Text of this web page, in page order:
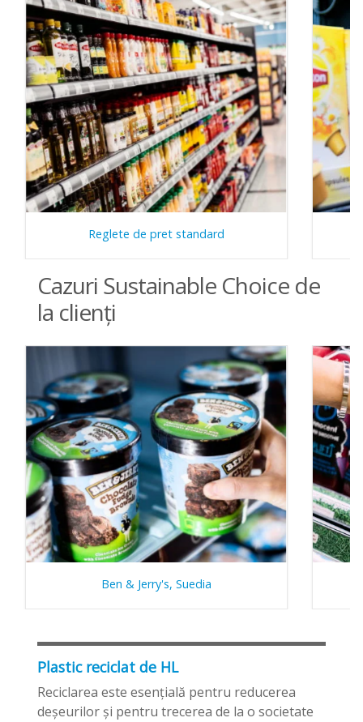
Reglete de pret standard
Cazuri Sustainable Choice de
la clienţi
Ben & Jerry's, Suedia
Plastic reciclat de HL
Reciclarea este esenţială pentru reducerea
deşeurilor şi pentru trecerea de la o societate